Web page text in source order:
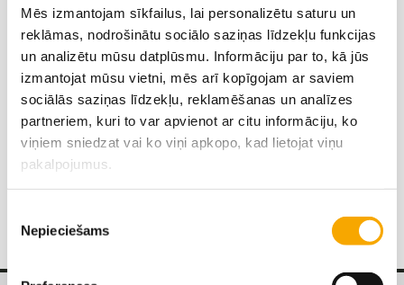
Mēs izmantojam sīkfailus, lai personalizētu saturu un
reklāmas, nodrošinātu sociālo saziņas līdzekļu funkcijas
un analizētu mūsu datplūsmu. Informāciju par to, kā jūs
izmantojat mūsu vietni, mēs arī kopīgojam ar saviem
sociālās saziņas līdzekļu, reklamēšanas un analīzes
partneriem, kuri to var apvienot ar citu informāciju, ko
viņiem sniedzat vai ko viņi apkopo, kad lietojat viņu
pakalpojumus.
izvēle
Nepieciešams